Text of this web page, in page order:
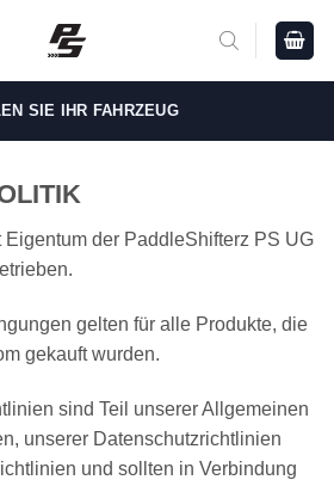
SIE IHR FAHRZEUG
Eigentum der PaddleShifterz PS UG
gelten für alle Produkte, die
gekauft wurden.
sind Teil unserer Allgemeinen
unserer Datenschutzrichtlinien
und sollten in Verbindung